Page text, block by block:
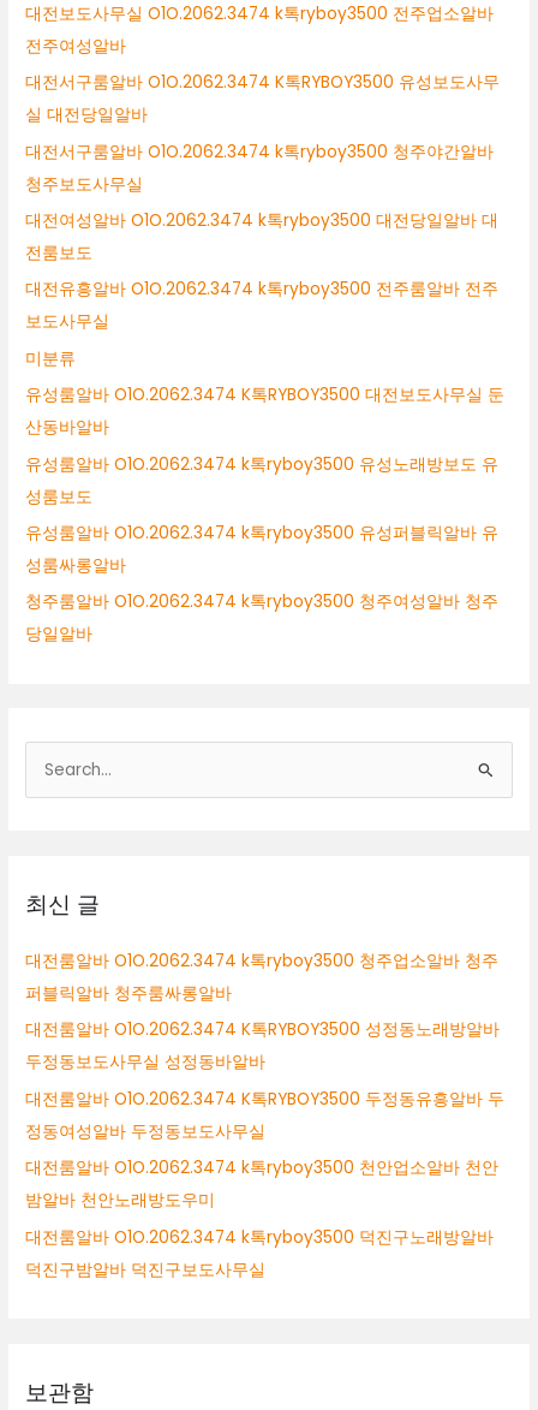
대전보도사무실 O1O.2062.3474 k톡ryboy3500 전주업소알바
전주여성알바
대전서구룸알바 O1O.2062.3474 K톡RYBOY3500 유성보도사무
실 대전당일알바
대전서구룸알바 O1O.2062.3474 k톡ryboy3500 청주야간알바
청주보도사무실
대전여성알바 O1O.2062.3474 k톡ryboy3500 대전당일알바 대
전룸보도
대전유흥알바 O1O.2062.3474 k톡ryboy3500 전주룸알바 전주
보도사무실
미분류
유성룸알바 O1O.2062.3474 K톡RYBOY3500 대전보도사무실 둔
산동바알바
유성룸알바 O1O.2062.3474 k톡ryboy3500 유성노래방보도 유
성룸보도
유성룸알바 O1O.2062.3474 k톡ryboy3500 유성퍼블릭알바 유
성룸싸롱알바
청주룸알바 O1O.2062.3474 k톡ryboy3500 청주여성알바 청주
당일알바
색
최신 글
대전룸알바 O1O.2062.3474 k톡ryboy3500 청주업소알바 청주
퍼블릭알바 청주룸싸롱알바
대전룸알바 O1O.2062.3474 K톡RYBOY3500 성정동노래방알바
두정동보도사무실 성정동바알바
대전룸알바 O1O.2062.3474 K톡RYBOY3500 두정동유흥알바 두
정동여성알바 두정동보도사무실
대전룸알바 O1O.2062.3474 k톡ryboy3500 천안업소알바 천안
밤알바 천안노래방도우미
대전룸알바 O1O.2062.3474 k톡ryboy3500 덕진구노래방알바
덕진구밤알바 덕진구보도사무실
보관함